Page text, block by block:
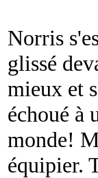
Norris
glissé
mieux et
échoué à
monde!
équipier.